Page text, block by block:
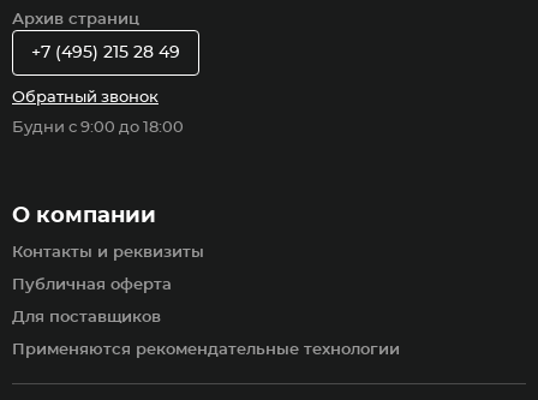
Архив страниц
О компании
Контакты и реквизиты
Публичная оферта
Для поставщиков
Применяются рекомендательные технологии
+7 (495) 215 28 49
Обратный звонок
Будни с 9:00 до 18:00